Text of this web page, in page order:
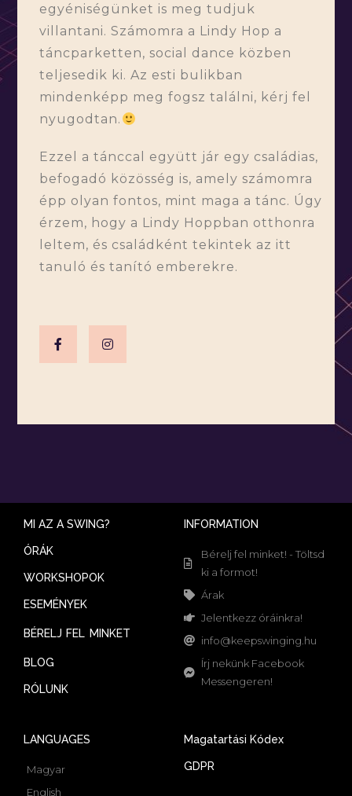
egyéniségünket is meg tudjuk
villantani. Számomra a Lindy Hop a
táncparketten, social dance közben
teljesedik ki. Az esti bulikban
mindenképp meg fogsz találni, kérj fel
nyugodtan.
Ezzel a tánccal együtt jár egy családias,
befogadó közösség is, amely számomra
épp olyan fontos, mint maga a tánc. Úgy
érzem, hogy a Lindy Hoppban otthonra
leltem, és családként tekintek az itt
tanuló és tanító emberekre.
MI AZ A SWING?
ÓRÁK
WORKSHOPOK
ESEMÉNYEK
BÉRELJ FEL MINKET
BLOG
RÓLUNK
INFORMATION
Bérelj fel minket! - Töltsd
ki a formot!
Árak
Jelentkezz óráinkra!
info@keepswinging.hu
Írj nekünk Facebook
Messengeren!
LANGUAGES
Magyar
English
Magatartási Kódex
GDPR